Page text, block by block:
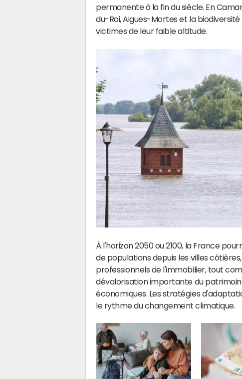
a
b
i
r
"
permanente à la fin du siècle. En
du-Roi, Aigues-Mortes et la
victimes de leur faible altitude.
À l'horizon 2050 ou 2100, la France
de populations depuis les villes
professionnels de l'immobilier, tout
dévalorisation importante du
économiques. Les stratégies
le rythme du changement climatique.